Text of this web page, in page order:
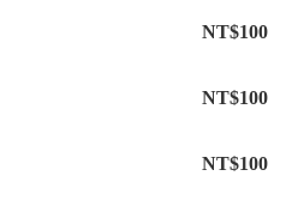
NT$100
NT$100
NT$100